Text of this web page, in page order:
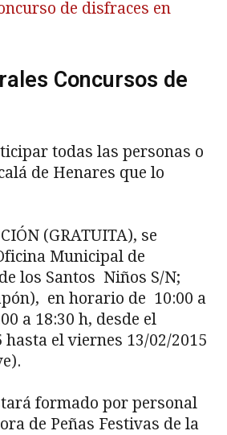
de disfraces en
Concursos de
todas las personas o
de Henares que lo
(GRATUITA), se
Municipal de
los Santos Niños S/N;
en horario de 10:00 a
a 18:30 h, desde el
hasta el viernes 13/02/2015
formado por personal
de Peñas Festivas de la